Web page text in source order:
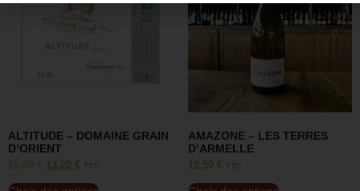
ALTITUDE – DOMAINE GRAIN
D’ORIENT
16,50€ 13,20 € TTC
AMAZONE – LES TERRES
D’ARMELLE
12,50 € TTC